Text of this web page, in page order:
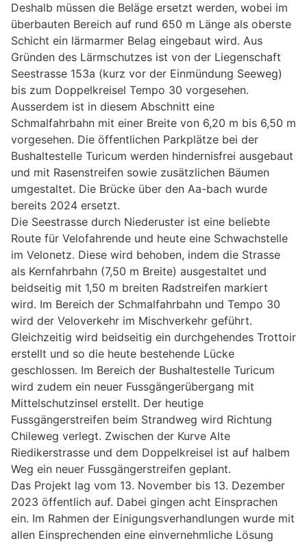
Deshalb müssen die Beläge ersetzt werden, wobei im
überbauten Bereich auf rund 650 m Länge als oberste
Schicht ein lärmarmer Belag eingebaut wird. Aus
Gründen des Lärmschutzes ist von der Liegenschaft
Seestrasse 153a (kurz vor der Einmündung Seeweg)
bis zum Doppelkreisel Tempo 30 vorgesehen.
Ausserdem ist in diesem Abschnitt eine
Schmalfahrbahn mit einer Breite von 6,20 m bis 6,50 m
vorgesehen. Die öffentlichen Parkplätze bei der
Bushaltestelle Turicum werden hindernisfrei ausgebaut
und mit Rasenstreifen sowie zusätzlichen Bäumen
umgestaltet. Die Brücke über den Aa-bach wurde
bereits 2024 ersetzt.
Die Seestrasse durch Niederuster ist eine beliebte
Route für Velofahrende und heute eine Schwachstelle
im Velonetz. Diese wird behoben, indem die Strasse
als Kernfahrbahn (7,50 m Breite) ausgestaltet und
beidseitig mit 1,50 m breiten Radstreifen markiert
wird. Im Bereich der Schmalfahrbahn und Tempo 30
wird der Veloverkehr im Mischverkehr geführt.
Gleichzeitig wird beidseitig ein durchgehendes Trottoir
erstellt und so die heute bestehende Lücke
geschlossen. Im Bereich der Bushaltestelle Turicum
wird zudem ein neuer Fussgängerübergang mit
Mittelschutzinsel erstellt. Der heutige
Fussgängerstreifen beim Strandweg wird Richtung
Chileweg verlegt. Zwischen der Kurve Alte
Riedikerstrasse und dem Doppelkreisel ist auf halbem
Weg ein neuer Fussgängerstreifen geplant.
Das Projekt lag vom 13. November bis 13. Dezember
2023 öffentlich auf. Dabei gingen acht Einsprachen
ein. Im Rahmen der Einigungsverhandlungen wurde mit
allen Einsprechenden eine einvernehmliche Lösung